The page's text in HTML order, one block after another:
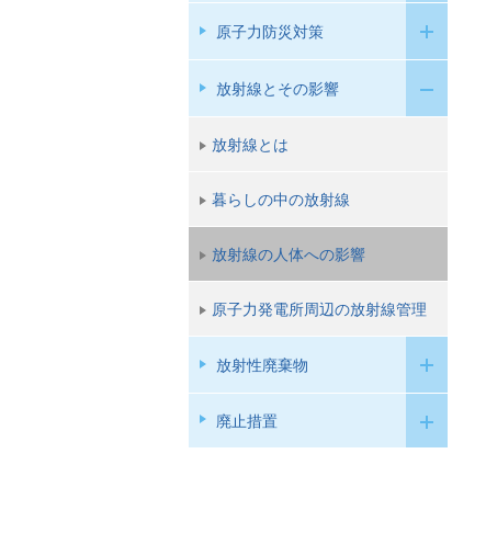
原子力防災対策
放射線とその影響
放射線とは
暮らしの中の放射線
放射線の人体への影響
原子力発電所周辺の放射線管理
放射性廃棄物
廃止措置